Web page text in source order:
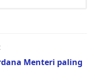
Menteri paling